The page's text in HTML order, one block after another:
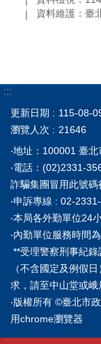
資料維護：臺
:::
更新日期
115-08-
瀏覽人次
21646
‧地址：100001 臺
‧電話：(02)2331-
詐騙集團冒用此號碼
‧申訴專線 : 02-
‧本局各外勤單位24
‧內勤單位服務時間
**受理警察刑事紀
（不含國定及例假
求，請至中山堂或峨
‧版權所有 ©臺北市
用chrome瀏覽器